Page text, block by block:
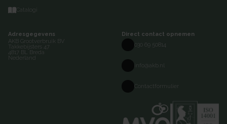
Catalogi
Adresgegevens
AKB Grootverbruik BV
Takkebijsters 47
4817 BL Breda
Nederland
Direct contact opnemen
030 69 50814
info@akb.nl
Contactformulier